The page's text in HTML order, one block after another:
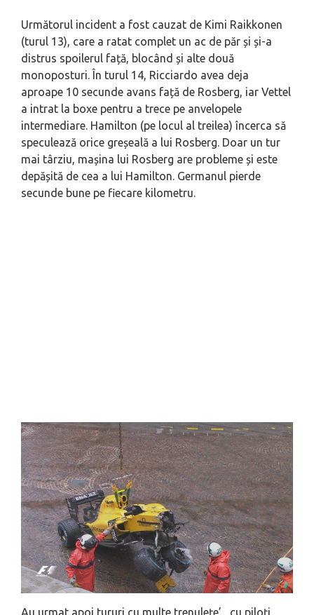
Următorul incident a fost cauzat de Kimi Raikkonen
(turul 13), care a ratat complet un ac de păr și și-a
distrus spoilerul față, blocând și alte două
monoposturi. În turul 14, Ricciardo avea deja
aproape 10 secunde avans față de Rosberg, iar Vettel
a intrat la boxe pentru a trece pe anvelopele
intermediare. Hamilton (pe locul al treilea) încerca să
speculează orice greșeală a lui Rosberg. Doar un tur
mai târziu, mașina lui Rosberg are probleme și este
depășită de cea a lui Hamilton. Germanul pierde
secunde bune pe fiecare kilometru.